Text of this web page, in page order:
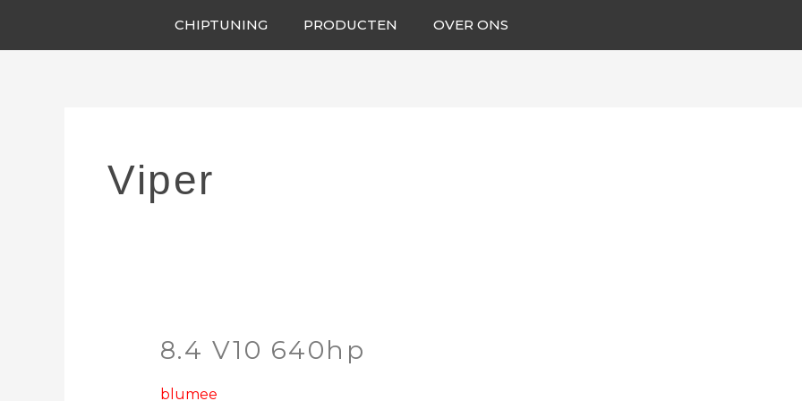
de
CHIPTUNING PRODUCTEN OVER ONS
Viper
8.4 V10 640hp
blumee
8.4
640hp